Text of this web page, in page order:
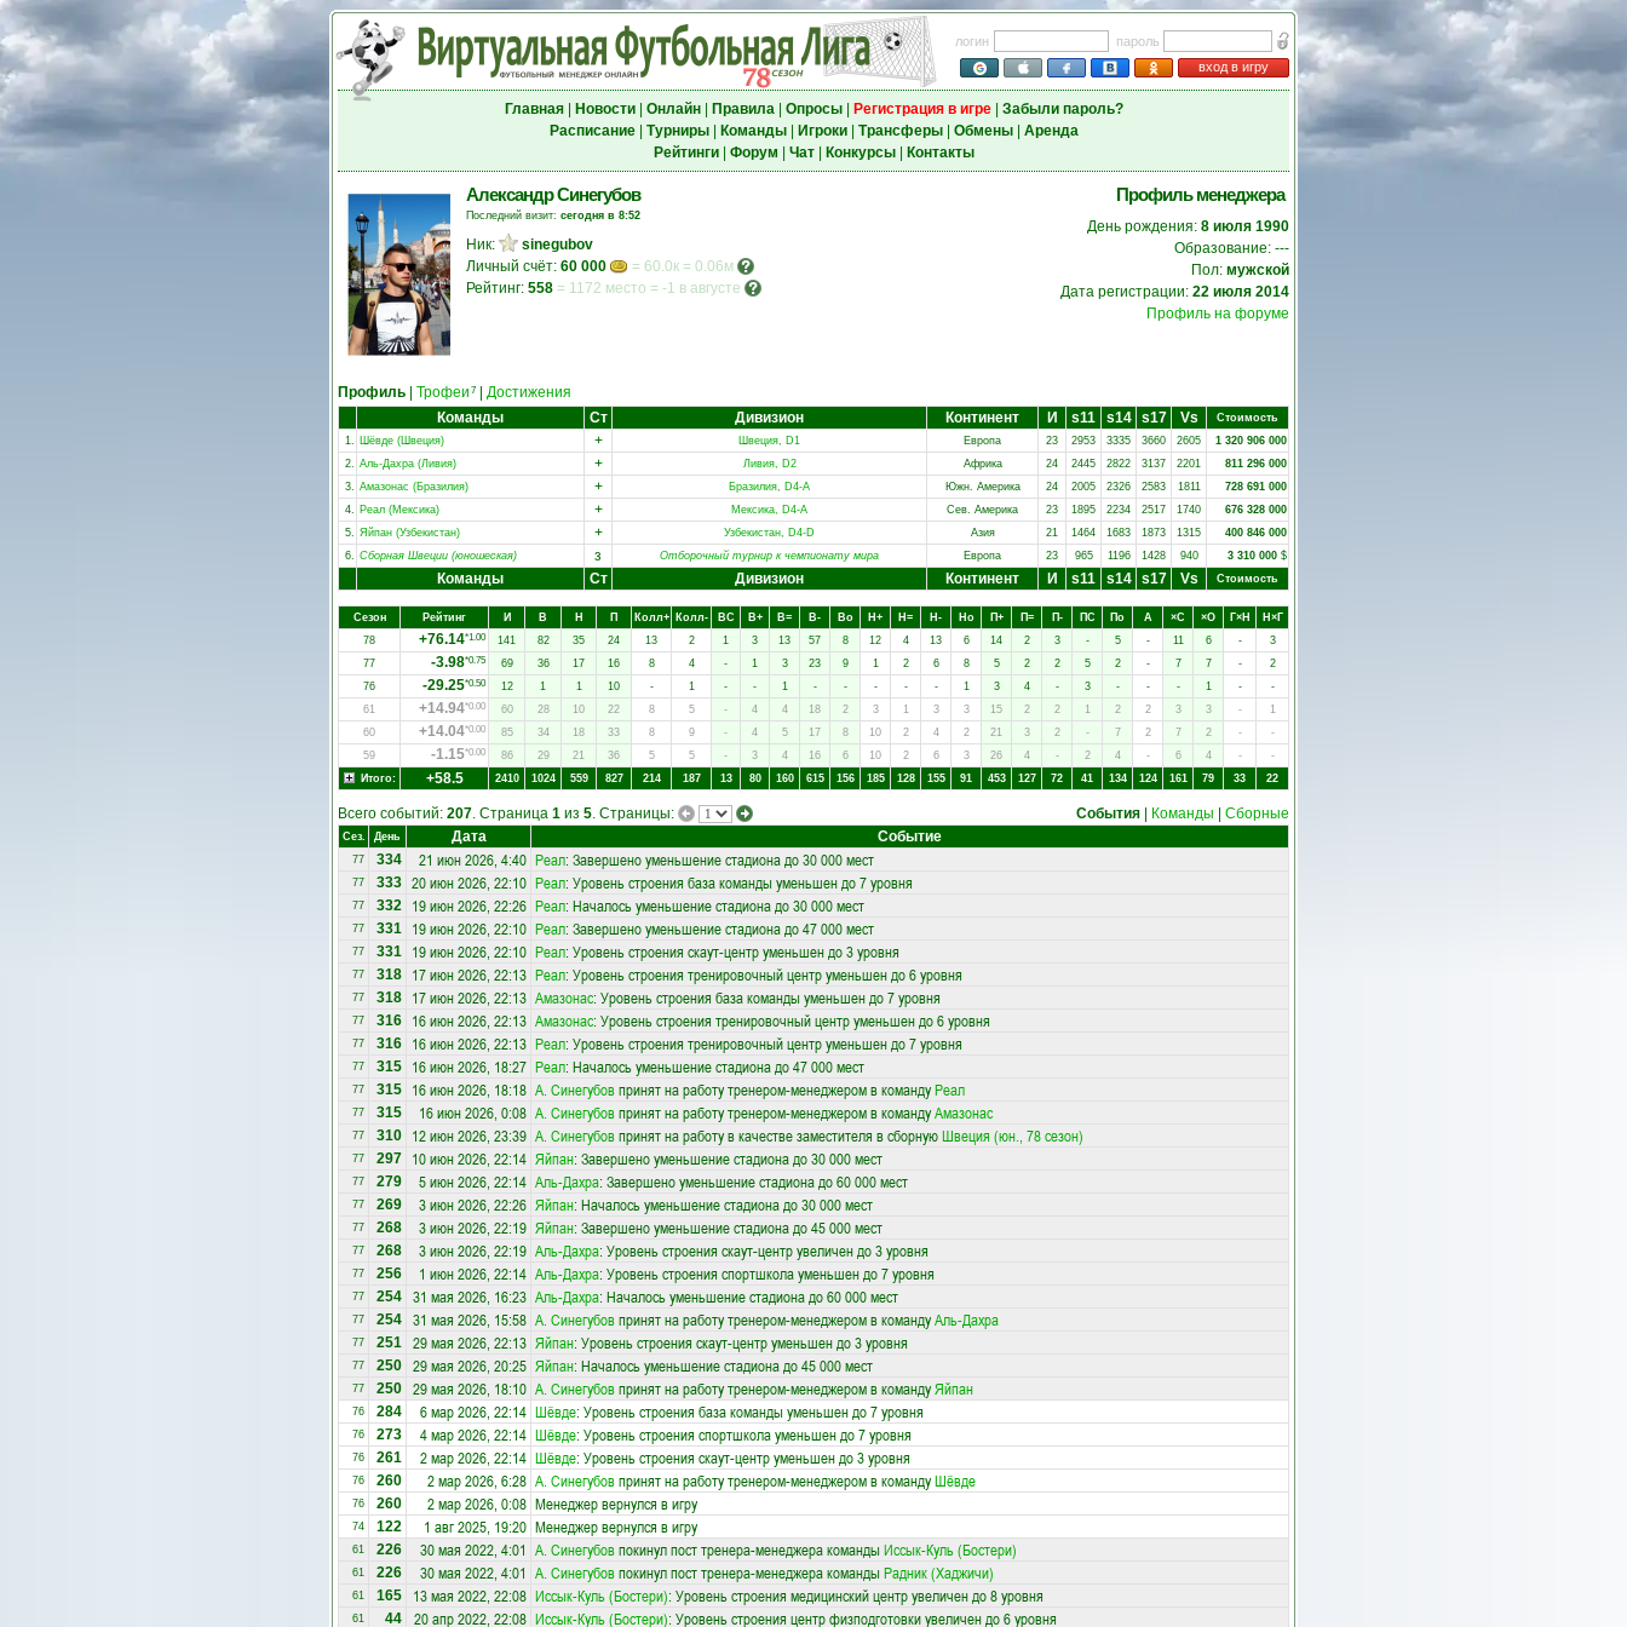
логин
пароль
вход в игру
Главная| Новости| Онлайн| Правила| Опросы| Регистрация в игре| Забыли пароль?
Расписание| Турниры| Команды| Игроки| Трансферы| Обмены| Аренда
Рейтинги| Форум Чат| Конкурсы| Контакты
Александр Синегубов
Последний визит: сегодня в 8:52
Ник:
sinegubov
Личный счёт: 60 000
= 60.0к = 0.06м
Рейтинг: 558 = 1172 место = -1 в августе
Профиль менеджера
День рождения: 8 июля 1990
Образование: ---
Пол: мужской
Дата регистрации: 22 июля 2014
Профиль на форуме
Профиль Трофеи 7
Достижения
Команды
Ст Дивизион Континент И s11 s14 s17 Vs
Стоимость
1. Шёвде (Швеция) + Швеция, D1 Европа 23 2953 3335 3660 2605
1 320 906 000
2. Аль-Дахра (Ливия) + Ливия, D2 Африка 24 2445 2822 3137 2201
811 296 000
3. Амазонас (Бразилия) + Бразилия, D4-A Южн. Америка 24 2005 2326 2583 1811
728 691 000
4. Реал (Мексика) + Мексика, D4-A Сев. Америка 23 1895 2234 2517 1740
676 328 000
5. Яйпан (Узбекистан) + Узбекистан, D4-D Азия 21 1464 1683 1873 1315
400 846 000
6. Сборная Швеции (юношеская) з Отборочный турнир к чемпионату мира Европа 23 965 1196 1428 940 3 310 000 $
Команды Ст Дивизион Континент И s11 s14 s17 Vs Стоимость
Сезон Рейтинг И В Н П Колл+ Колл- ВC В+ В= В- Вo Н+ Н= Н- Нo П+ П= П- ПC Пo А ×C ×O Г×Н
Н×Г
78
+76.14*1.00 141 82 35 24 13 2 1 3 13 57 8 12 4 13 6 14 2 3 - 5 - 11 6 -
3
77
-3.98*0.75 69 36 17 16 8 4 - 1 3 23 9 1 2 6 8 5 2 2 5 2 - 7 7 -
2
76
-29.25*0.50 12 1 1 10 - 1 - - 1 - - - - - 1 3 4 - 3 - - - 1 -
-
61
+14.94*0.00 60 28 10 22 8 5 - 4 4 18 2 3 1 3 3 15 2 2 1 2 2 3 3 -
1
60
+14.04*0.00 85 34 18 33 8 9 - 4 5 17 8 10 2 4 2 21 3 2 - 7 2 7 2 -
-
59
-1.15*0.00 86 29 21 36 5 5 - 3 4 16 6 10 2 6 3 26 4 - 2 4 - 6 4 -
-
Итого:
+58.5 2410 1024 559 827 214 187 13 80 160 615 156 185 128 155 91 453 127 72 41 134 124 161 79 33 22
Всего событий: 207. Страница 1 из 5. Страницы: События Команды Сборные
Сез. День Дата Событие
77 334 21 июн 2026, 4:40 Реал: Завершено уменьшение стадиона до 30 000 мест
77 333 20 июн 2026, 22:10 Реал: Уровень строения база команды уменьшен до 7 уровня
77 332 19 июн 2026, 22:26 Реал: Началось уменьшение стадиона до 30 000 мест
77 331 19 июн 2026, 22:10 Реал: Завершено уменьшение стадиона до 47 000 мест
77 331 19 июн 2026, 22:10 Реал: Уровень строения скаут-центр уменьшен до 3 уровня
77 318 17 июн 2026, 22:13 Реал: Уровень строения тренировочный центр уменьшен до 6 уровня
77 318 17 июн 2026, 22:13 Амазонас: Уровень строения база команды уменьшен до 7 уровня
77 316 16 июн 2026, 22:13 Амазонас: Уровень строения тренировочный центр уменьшен до 6 уровня
77 316 16 июн 2026, 22:13 Реал: Уровень строения тренировочный центр уменьшен до 7 уровня
77 315 16 июн 2026, 18:27 Реал: Началось уменьшение стадиона до 47 000 мест
77 315 16 июн 2026, 18:18 А. Синегубовпринят на работу тренером-менеджером в командуРеал
77 315 16 июн 2026, 0:08 А. Синегубовпринят на работу тренером-менеджером в командуАмазонас
77 310 12 июн 2026, 23:39 А. Синегубовпринят на работу в качестве заместителя в сборнуюШвеция (юн., 78 сезон)
77 297 10 июн 2026, 22:14 Яйпан: Завершено уменьшение стадиона до 30 000 мест
77 279 5 июн 2026, 22:14 Аль-Дахра: Завершено уменьшение стадиона до 60 000 мест
77 269 3 июн 2026, 22:26 Яйпан: Началось уменьшение стадиона до 30 000 мест
77 268 3 июн 2026, 22:19 Яйпан: Завершено уменьшение стадиона до 45 000 мест
77 268 3 июн 2026, 22:19 Аль-Дахра: Уровень строения скаут-центр увеличен до 3 уровня
77 256 1 июн 2026, 22:14 Аль-Дахра: Уровень строения спортшкола уменьшен до 7 уровня
77 254 31 мая 2026, 16:23 Аль-Дахра: Началось уменьшение стадиона до 60 000 мест
77 254 31 мая 2026, 15:58 А. Синегубовпринят на работу тренером-менеджером в командуАль-Дахра
77 251 29 мая 2026, 22:13 Яйпан: Уровень строения скаут-центр уменьшен до 3 уровня
77 250 29 мая 2026, 20:25 Яйпан: Началось уменьшение стадиона до 45 000 мест
77 250 29 мая 2026, 18:10 А. Синегубовпринят на работу тренером-менеджером в командуЯйпан
76 284 6 мар 2026, 22:14 Шёвде: Уровень строения база команды уменьшен до 7 уровня
76 273 4 мар 2026, 22:14 Шёвде: Уровень строения спортшкола уменьшен до 7 уровня
76 261 2 мар 2026, 22:14 Шёвде: Уровень строения скаут-центр уменьшен до 3 уровня
76 260 2 мар 2026, 6:28 А. Синегубовпринят на работу тренером-менеджером в командуШёвде
76 260 2 мар 2026, 0:08 Менеджер вернулся в игру
74 122 1 авг 2025, 19:20 Менеджер вернулся в игру
61 226 30 мая 2022, 4:01 А. Синегубовпокинул пост тренера-менеджера команды Иссык-Куль (Бостери)
61 226 30 мая 2022, 4:01 А. Синегубовпокинул пост тренера-менеджера команды Радник (Хаджичи)
61 165 13 мая 2022, 22:08 Иссык-Куль (Бостери): Уровень строения медицинский центр увеличен до 8 уровня
61 44 20 апр 2022, 22:08 Иссык-Куль (Бостери): Уровень строения центр физподготовки увеличен до 6 уровня